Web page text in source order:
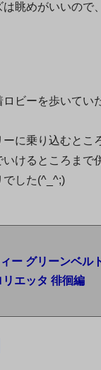
眺めがいいので
ビーを歩いてい
に乗り込むと
けるところまで
でした(^_^;)
ー グリーンベル
リエッタ 徘徊編